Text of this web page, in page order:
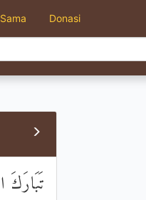
Donasi
تَبَارَكَ